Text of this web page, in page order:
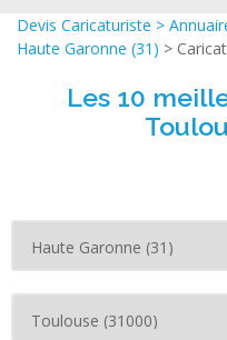
Devis Caricaturiste >
Haute Garonne (31) >
Les 10